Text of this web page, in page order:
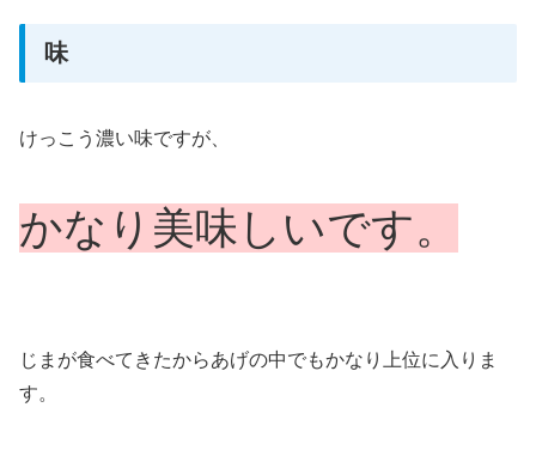
味
けっこう濃い味ですが、
かなり美味しいです。
じまが食べてきたからあげの中でもかなり上位に入りま
す。